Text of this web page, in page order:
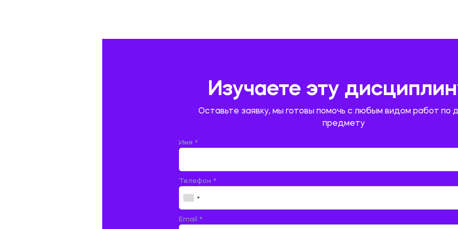
Изучаете эту
Оставьте заявку, мы готовы помочь с любым видом работ по
предмету
Имя *
Телефон *
Email *